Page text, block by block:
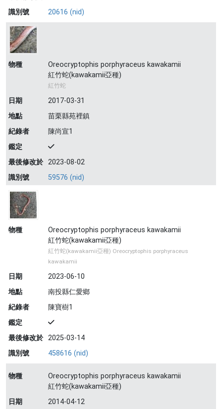
識別號
20616 (nid)
物種
Oreocryptophis porphyraceus kawakamii
紅竹蛇(kawakamii亞種)
紅竹蛇
日期
2017-03-31
地點
苗栗縣苑裡鎮
紀錄者
陳尚宣1
鑑定
最後修改於 2023-08-02
識別號
59576 (nid)
物種
Oreocryptophis porphyraceus kawakamii
紅竹蛇(kawakamii亞種)
紅竹蛇(kawakamii亞種) Oreocryptophis porphyraceus
kawakamii
日期
2023-06-10
地點
南投縣仁愛鄉
紀錄者
陳寶樹1
鑑定
最後修改於 2025-03-14
識別號
458616 (nid)
物種
Oreocryptophis porphyraceus kawakamii
紅竹蛇(kawakamii亞種)
日期
2014-04-12